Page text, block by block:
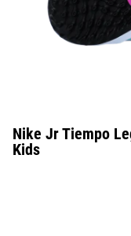
Nike Jr Tiempo
Kids